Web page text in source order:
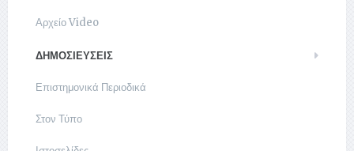
Αρχείο Video
ΔΗΜΟΣΙΕΥΣΕΙΣ
Επιστημονικά Περιοδικά
Στον Τύπο